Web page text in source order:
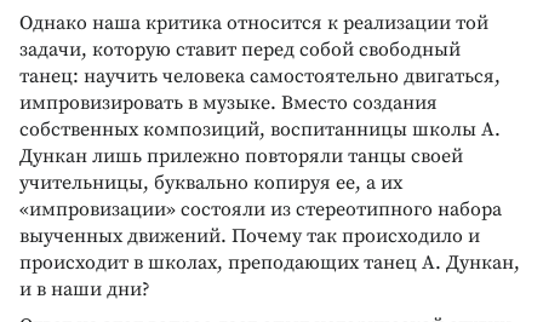
Однако наша критика относится к реализации той
задачи, которую ставит перед собой свободный
танец: научить человека самостоятельно двигаться,
импровизировать в музыке. Вместо создания
собственных композиций, воспитанницы школы А.
Дункан лишь прилежно повторяли танцы своей
учительницы, буквально копируя ее, а их
«импровизации» состояли из стереотипного набора
выученных движений. Почему так происходило и
происходит в школах, преподающих танец А. Дункан,
и в наши дни?